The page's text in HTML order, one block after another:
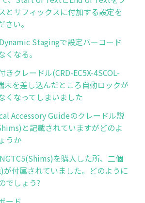
とサフィックスに付加する設定を
さい。
Stagingで設定バーコード
くなる。
きクレードル(CRD-EC5X-4SCOL-
末を差し込んだところ自動ロックが
くなってしまいました
Accessory Guideのクレードル説
と記載されていますがどのよ
うか
を購入した所、二個
が付属されていました。どのように
でしょう?